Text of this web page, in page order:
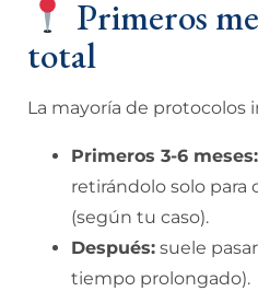
Primeros
total
La mayoría de protocolos
Primeros 3-6 meses:
retirándolo solo para
(según tu caso).
Después: suele
tiempo prolongado).